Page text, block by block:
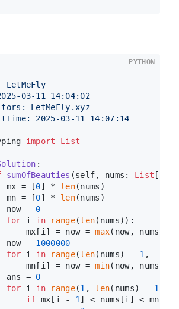
LetMeFly
03-11 14:04:02
LetMeFly.xyz
2025-03-11 14:07:14
import List
:
sumOfBeauties (self, nums: List [
mx = [
0] * len(nums)
mn = [
0] * len(nums)
now =
0
for i in range(len(nums)):
mx[i] = now =
max(now, nums[i])
now =
1000000
for i in range(len(nums) - 1 , -
mn[i] = now =
min(now, nums[i])
ans =
0
for i in range(1 , len(nums) - 1
if mx[i - 1 ] < nums[i] < mn[i
PYTHON